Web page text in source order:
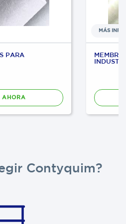
PARA
AHORA
MÁS
Contyquim?